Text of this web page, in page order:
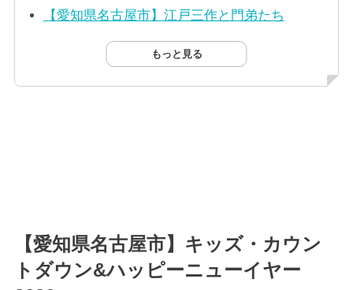
【愛知県名古屋市】江戸三作と門弟たち
もっと見る
【愛知県名古屋市】キッズ・カウン
トダウン&ハッピーニューイヤー